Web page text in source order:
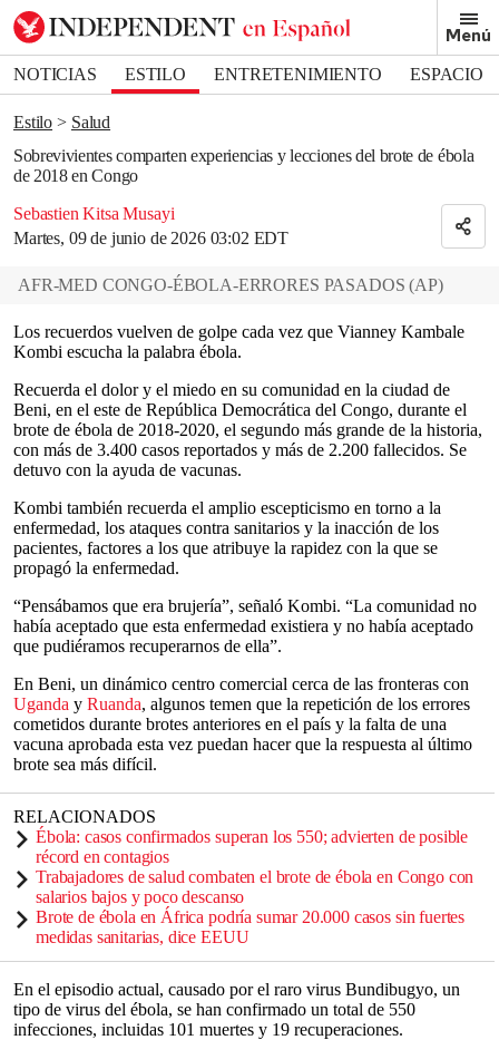
Menú
NOTICIAS ESTILO ENTRETENIMIENTO
ESPACIO
DEPORTES
Estilo
Salud
Sobrevivientes comparten experiencias y lecciones del brote de ébola
de 2018 en Congo
Sebastien Kitsa Musayi
Martes, 09 de junio de 2026 03:02 EDT
Bookmark popover
Removed from bookmarks
Close popover
AFR-MED CONGO-ÉBOLA-ERRORES PASADOS (AP)
Los recuerdos vuelven de golpe cada vez que Vianney Kambale
Kombi escucha la palabra ébola.
Recuerda el dolor y el miedo en su comunidad en la ciudad de
Beni, en el este de República Democrática del Congo, durante el
brote de ébola de 2018-2020, el segundo más grande de la historia,
con más de 3.400 casos reportados y más de 2.200 fallecidos. Se
detuvo con la ayuda de vacunas.
Kombi también recuerda el amplio escepticismo en torno a la
enfermedad, los ataques contra sanitarios y la inacción de los
pacientes, factores a los que atribuye la rapidez con la que se
propagó la enfermedad.
“Pensábamos que era brujería”, señaló Kombi. “La comunidad no
había aceptado que esta enfermedad existiera y no había aceptado
que pudiéramos recuperarnos de ella”.
En Beni, un dinámico centro comercial cerca de las fronteras con
Uganda y Ruanda, algunos temen que la repetición de los errores
cometidos durante brotes anteriores en el país y la falta de una
vacuna aprobada esta vez puedan hacer que la respuesta al último
brote sea más difícil.
RELACIONADOS
Ébola: casos confirmados superan los 550; advierten de posible
récord en contagios
Trabajadores de salud combaten el brote de ébola en Congo con
salarios bajos y poco descanso
Brote de ébola en África podría sumar 20.000 casos sin fuertes
medidas sanitarias, dice EEUU
En el episodio actual, causado por el raro virus Bundibugyo, un
tipo de virus del ébola, se han confirmado un total de 550
infecciones, incluidas 101 muertes y 19 recuperaciones.